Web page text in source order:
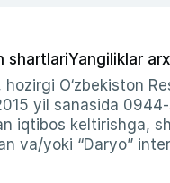
shartlariYangiliklar
O‘zbekiston
yil sanasida
iqtibos keltirishga,
va/yoki “Daryo”